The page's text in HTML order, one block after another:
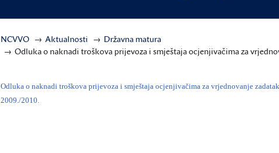
NCVVO Aktualnosti
Državna matura
Odluka o naknadi troškova prijevoza i smještaja ocjenjivačima za
Odluka o naknadi troškova prijevoza i smještaja ocjenjivačima za vrjednovanje
2009./2010.